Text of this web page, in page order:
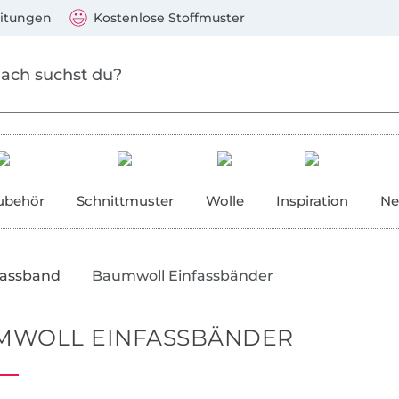
Kostenlose Stoffmuster
Schnittmuster Wolle Inspiration
Baumwoll Einfassbänder
EINFASSBÄNDER
Mastercard, PayPal, Giropay, Kauf auf Rechnung,